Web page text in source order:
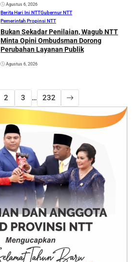
Kecamatan
Agustus 6, 2026
Berita Hari Ini NTTGubernur NTT
Pemerintah Propinsi NTT
Bukan Sekadar Penilaian, Wagub NTT
Minta Opini Ombudsman Dorong
Perubahan Layanan Publik
Agustus 6, 2026
2 3 … 232